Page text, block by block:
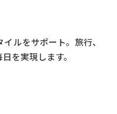
ルをサポート。旅行、
を実現します。